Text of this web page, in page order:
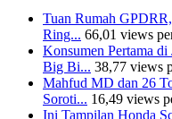
Tuan Rumah
Ring... 66,01 views
Konsumen Pertama
Big Bi... 38,77 views
Mahfud MD dan 26
Soroti... 16,49 views
Ini Tampilan Honda